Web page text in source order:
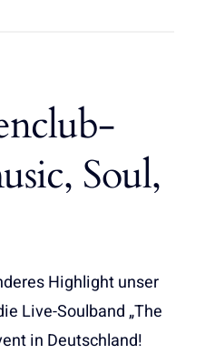
Soul,
Highlight unser
Live-Soulband „The
in Deutschland!